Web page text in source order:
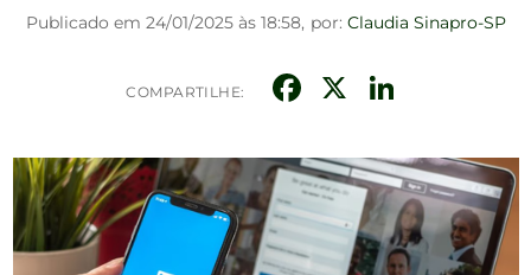
Publicado em 24/01/2025 às 18:58, por: Claudia Sinapro-SP
COMPARTILHE: Facebook
X